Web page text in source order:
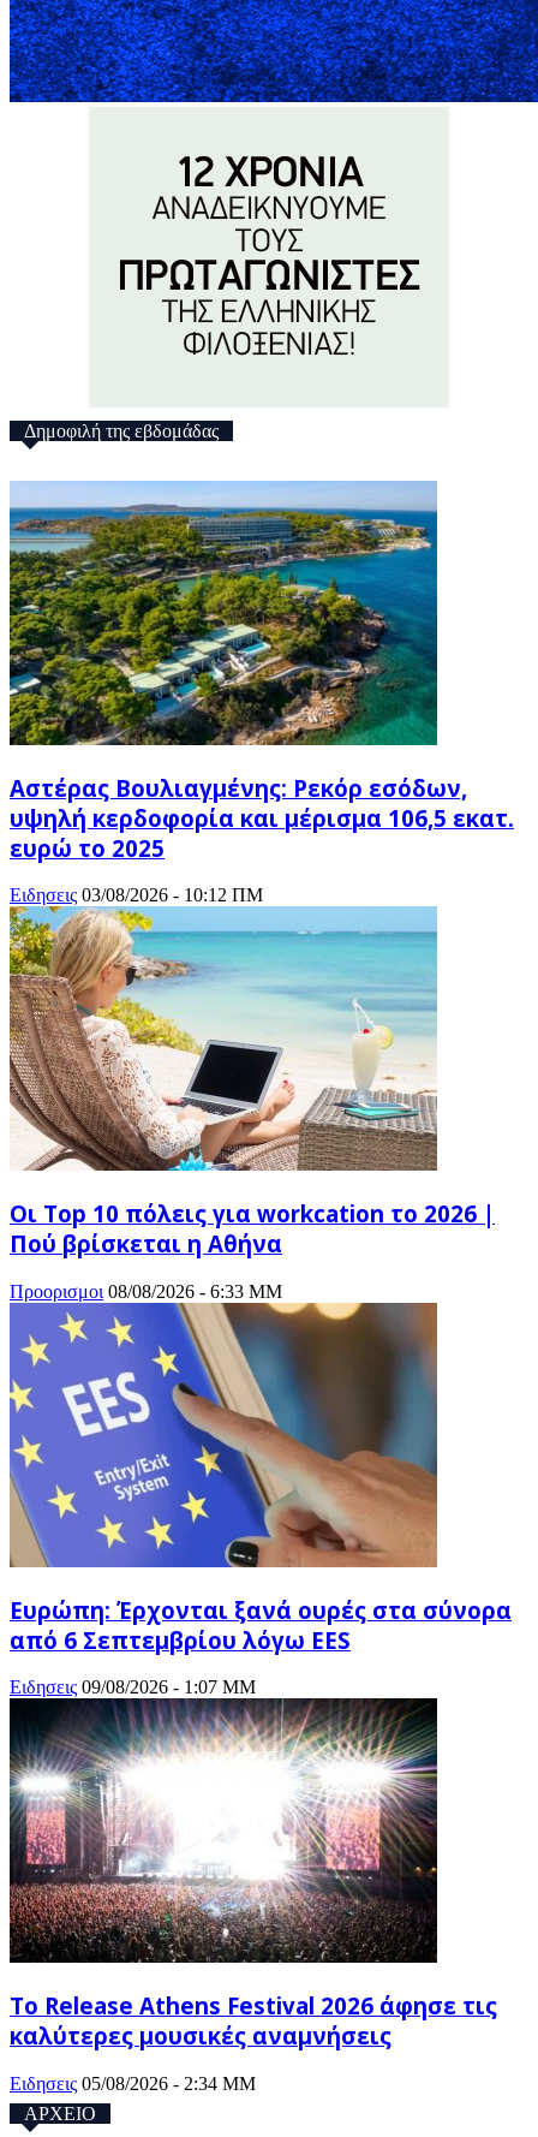
Δημοφιλή της εβδομάδας
Αστέρας Βουλιαγμένης: Ρεκόρ εσόδων,
υψηλή κερδοφορία και μέρισμα 106,5 εκατ.
ευρώ το 2025
Ειδησεις 03/08/2026 - 10:12 ΠΜ
Οι Top 10 πόλεις για workcation το 2026 |
Πού βρίσκεται η Αθήνα
Προορισμοι 08/08/2026 - 6:33 ΜΜ
Ευρώπη: Έρχονται ξανά ουρές στα σύνορα
από 6 Σεπτεμβρίου λόγω EES
Ειδησεις 09/08/2026 - 1:07 ΜΜ
Το Release Athens Festival 2026 άφησε τις
καλύτερες μουσικές αναμνήσεις
Ειδησεις 05/08/2026 - 2:34 ΜΜ
ΑΡΧΕΙΟ